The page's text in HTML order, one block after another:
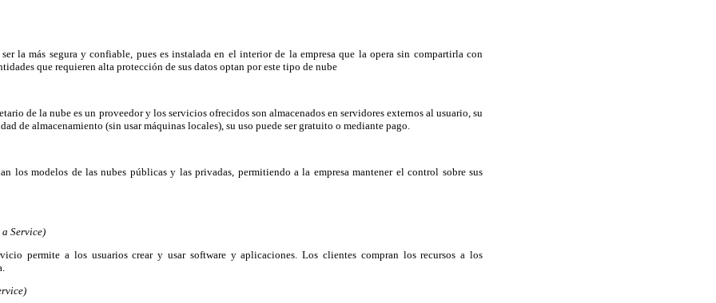
la más segura y confiable, pues es instalada en el interior de la empresa que la opera sin compartirla con
que requieren alta protección de sus datos optan por este tipo de nube
de la nube es un proveedor y los servicios ofrecidos son almacenados en servidores externos al usuario, su
de almacenamiento (sin usar máquinas locales), su uso puede ser gratuito o mediante pago.
los modelos de las nubes públicas y las privadas, permitiendo a la empresa mantener el control sobre sus
Service)
permite a los usuarios crear y usar software y aplicaciones. Los clientes compran los recursos a los